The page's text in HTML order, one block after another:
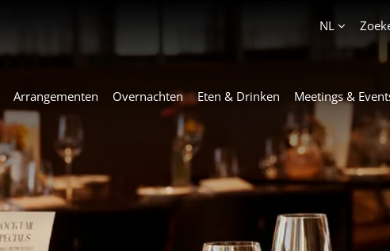
NL
Arrangementen Overnachten Eten & Drinken Meetings &